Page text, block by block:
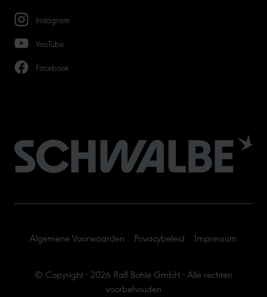
Instagram
YouTube
Facebook
© Copyright - 2026 Ralf Bohle GmbH - Alle rechten
voorbehouden
Algemene Voorwaarden Privacybeleid Impressum